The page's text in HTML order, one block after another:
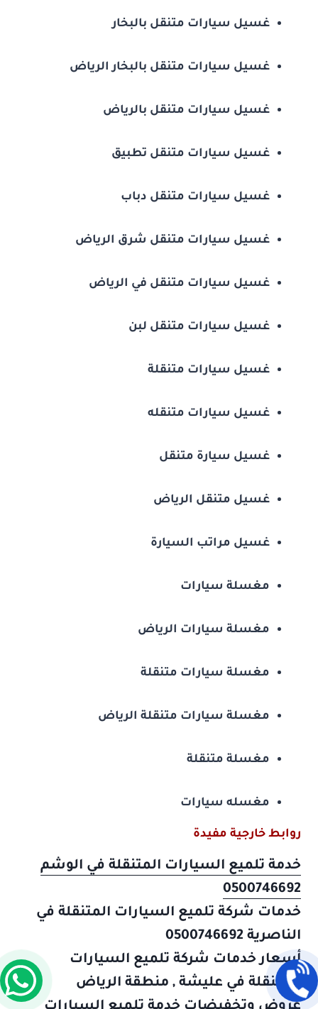
غسيل سيارات متنقل بالبخار
غسيل سيارات متنقل بالبخار الرياض
غسيل سيارات متنقل بالرياض
غسيل سيارات متنقل تطبيق
غسيل سيارات متنقل دباب
غسيل سيارات متنقل شرق الرياض
غسيل سيارات متنقل في الرياض
غسيل سيارات متنقل لبن
غسيل سيارات متنقلة
غسيل سيارات متنقله
غسيل سيارة متنقل
غسيل متنقل الرياض
غسيل مراتب السيارة
مغسلة سيارات
مغسلة سيارات الرياض
مغسلة سيارات متنقلة
مغسلة سيارات متنقلة الرياض
مغسلة متنقلة
مغسله سيارات
روابط خارجية مفيدة
خدمة تلميع السيارات المتنقلة في الوشم
0500746692
خدمات شركة تلميع السيارات المتنقلة في
الناصرية 0500746692
أسعار خدمات شركة تلميع السيارات
المتنقلة في عليشة , منطقة الرياض